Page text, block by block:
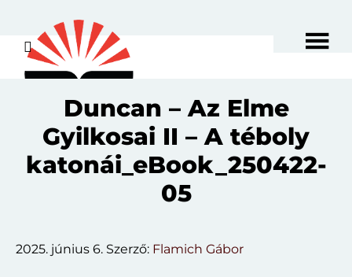
main
content
Duncan – Az Elme
Gyilkosai II – A téboly
katonái_eBook_250422-
05
2025. június 6. Szerző: Flamich Gábor